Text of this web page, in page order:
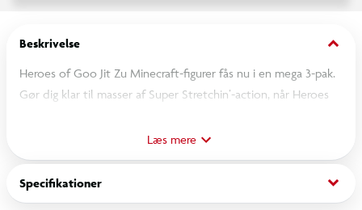
Beskrivelse keyboard_arrow_down
Heroes of Goo Jit Zu Minecraft-figurer fås nu i en mega 3-pak.
Gør dig klar til masser af Super Stretchin’-action, når Heroes
fra Minecraft er blevet en del af Heroes of Goo Jit Zu og er nu
de ultimative, mest bløde og strækbare Minecraft-figurer
nogensinde. Tjek disse strækbare figurer ud – Steve, Creeper
og Enderman samlet i én mega-pak.
Læs mere
Specifikationer keyboard_arrow_down